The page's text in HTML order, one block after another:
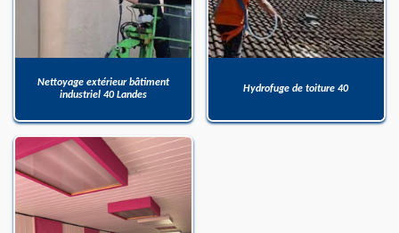
Nettoyage extérieur bâtiment
industriel 40 Landes
Hydrofuge de toiture 40